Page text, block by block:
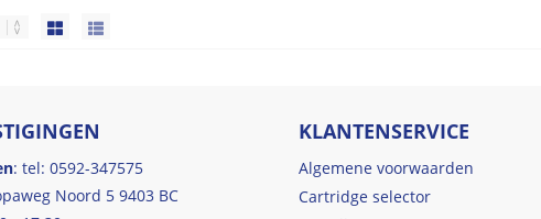
: tel: 0592-347575
Noord 5 9403 BC
KLANTENSERVICE
Algemene voorwaarden
Cartridge selector